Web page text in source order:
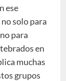
ese
solo para
para
en
muchas
grupos